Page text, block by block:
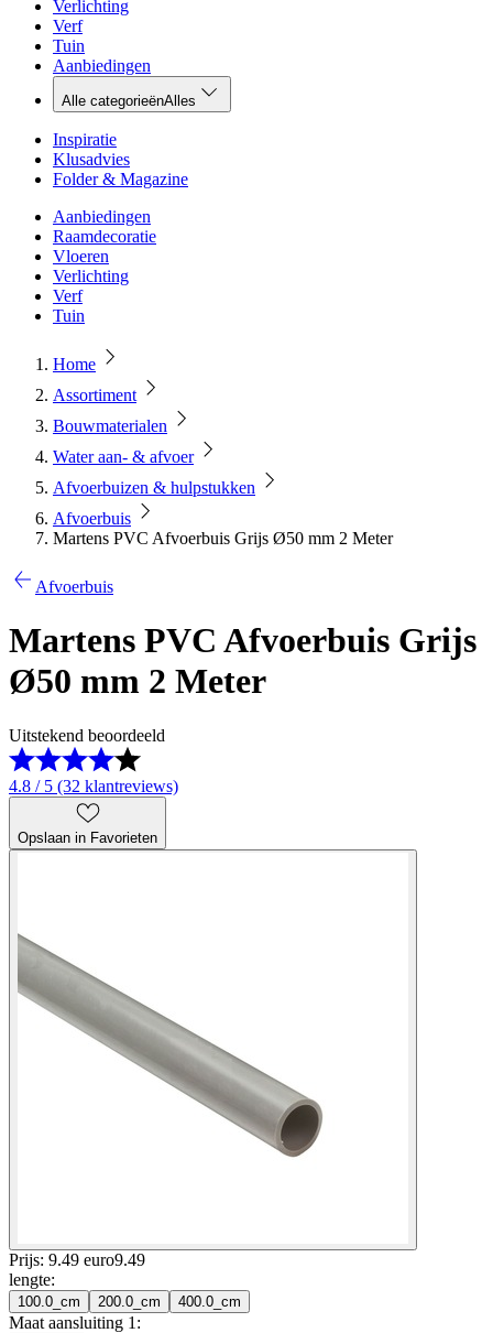
Verlichting
Verf
Tuin
Aanbiedingen
Alle categorieënAlles
Inspiratie
Klusadvies
Folder & Magazine
Aanbiedingen
Raamdecoratie
Vloeren
Verlichting
Verf
Tuin
Home
Assortiment
Bouwmaterialen
Water aan- & afvoer
Afvoerbuizen & hulpstukken
Afvoerbuis
Martens PVC Afvoerbuis Grijs Ø50 mm 2 Meter
Afvoerbuis
Martens PVC Afvoerbuis Grijs
Ø50 mm 2 Meter
Uitstekend beoordeeld
4.8 / 5 (32 klantreviews)
Opslaan in Favorieten
Prijs: 9.49 euro9.49
lengte:
100.0_cm 200.0_cm 400.0_cm
Maat aansluiting 1 :